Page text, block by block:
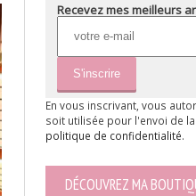
Recevez mes meilleurs
En vous inscrivant, vous
soit utilisée pour l'envoi de
politique de confidentialité.
DÉCOUVREZ MA